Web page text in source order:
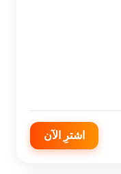
اشترِ الآن